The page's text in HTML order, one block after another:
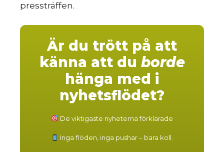
pressträffen.
Är du trött på att
känna att du borde
hänga med i
nyhetsflödet?
De viktigaste nyheterna förklarade
Inga flöden, inga pushar – bara koll.